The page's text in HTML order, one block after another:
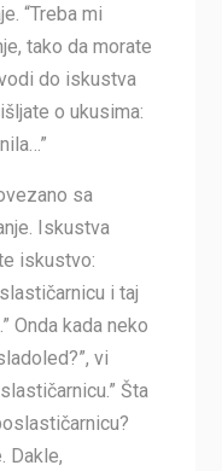
“Treba mi
tako da morate
do iskustva
o ukusima:
sa
Iskustva
iskustvo:
i taj
Onda kada neko
vi
Šta
Dakle,